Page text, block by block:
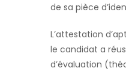
de sa pièce
L’attestation
le candidat a
d’évaluation